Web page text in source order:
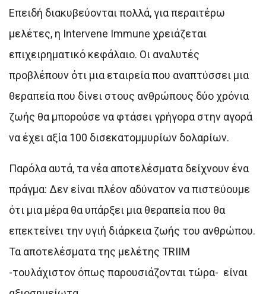
Επειδή διακυβεύονται πολλά, για περαιτέρω
μελέτες, η Intervene Immune χρειάζεται
επιχειρηματικό κεφάλαιο. Οι αναλυτές
προβλέπουν ότι μια εταιρεία που αναπτύσσει μια
θεραπεία που δίνει στους ανθρώπους δύο χρόνια
ζωής θα μπορούσε να φτάσει γρήγορα στην αγορά
να έχει αξία 100 δισεκατομμυρίων δολαρίων.
Παρόλα αυτά, τα νέα αποτελέσματα δείχνουν ένα
πράγμα: Δεν είναι πλέον αδύνατον να πιστεύουμε
ότι μια μέρα θα υπάρξει μια θεραπεία που θα
επεκτείνει την υγιή διάρκεια ζωής του ανθρώπου.
Τα αποτελέσματα της μελέτης TRIIM
-τουλάχιστον όπως παρουσιάζονται τώρα- είναι